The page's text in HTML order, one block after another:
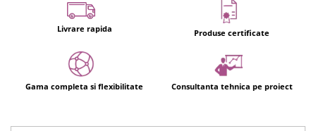
Livrare rapida Produse certificate
Gama completa si flexibilitate Consultanta tehnica pe proiect